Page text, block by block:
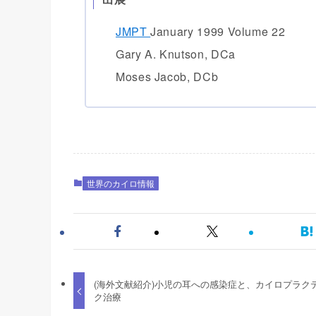
JMPTJanuary 1999 Volume 22
Gary A. Knutson, DCa
Moses Jacob, DCb
世界のカイロ情報
(海外文献紹介)小児の耳への感染症と、カイロプラク
ク治療